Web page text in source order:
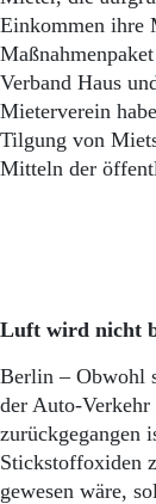
Einkommen ihre
Verband Haus
Mieterverein
Tilgung von
Mitteln der
Luft wird nicht
Berlin – Obwohl
der Auto-
zurückgegangen
Stickstoffoxiden
gewesen wäre,